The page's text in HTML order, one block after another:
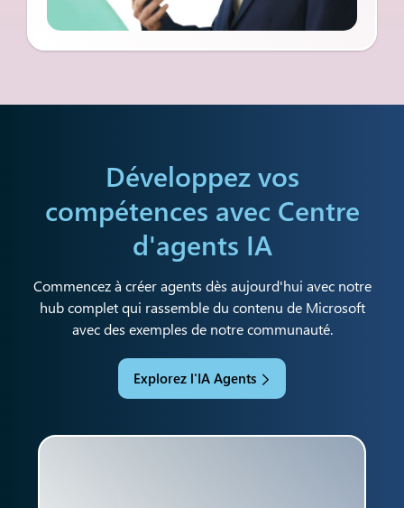
Développez vos
compétences avec Centre
d'agents IA
Commencez à créer agents dès aujourd'hui avec notre
hub complet qui rassemble du contenu de Microsoft
avec des exemples de notre communauté.
Explorez l'IA Agents